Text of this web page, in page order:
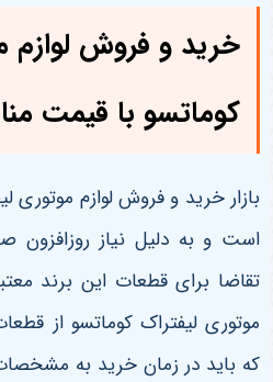
خرید و فروش لوازم
کوماتسو با قیمت
بازار خرید و فروش لوازم موتوری
است و به دلیل نیاز روزافزون
تقاضا برای قطعات این برند
موتوری لیفتراک کوماتسو از
که باید در زمان خرید به